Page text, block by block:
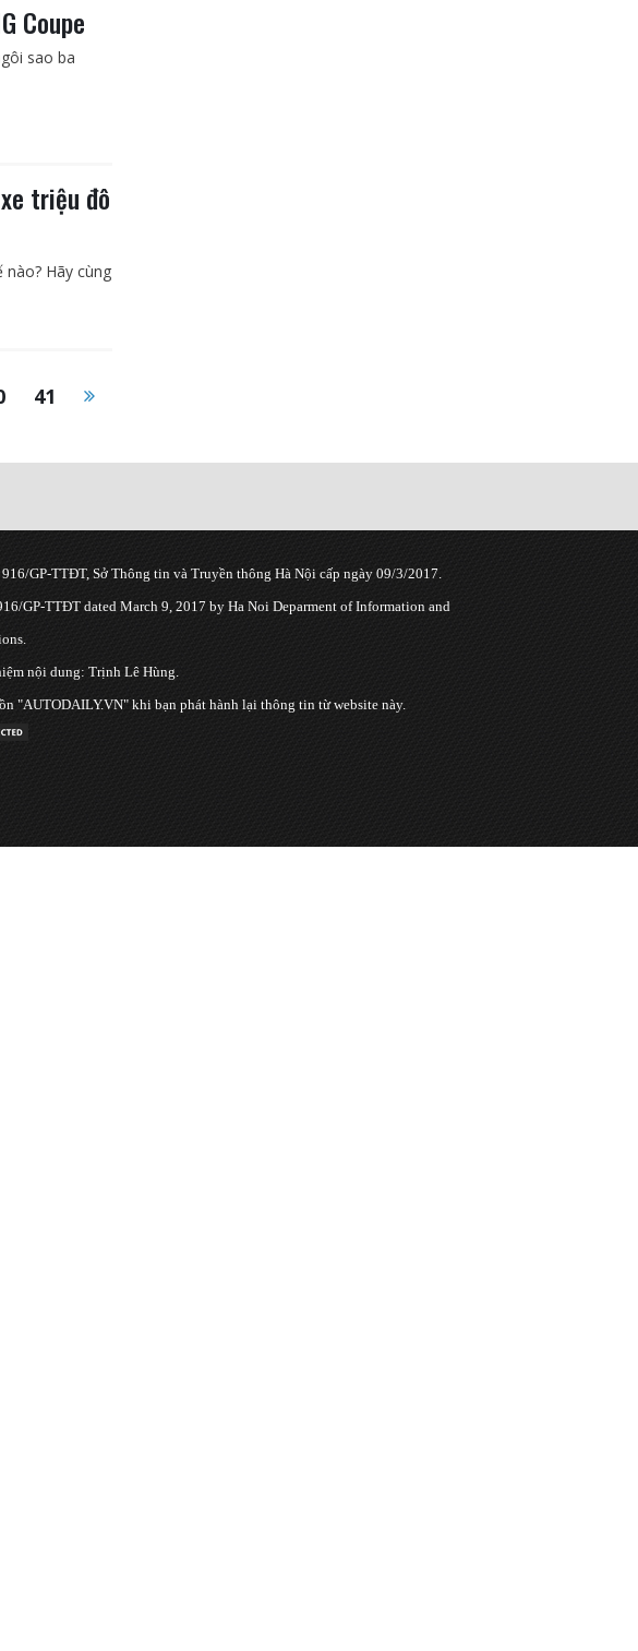
Coupe
sao ba
triệu đô
Hãy cùng
41
916/GP-TTĐT, Sở Thông tin và Truyền thông Hà Nội cấp ngày 09/3/2017.
GP-TTĐT dated March 9, 2017 by Ha Noi Deparment of Information and
nội dung: Trịnh Lê Hùng.
"AUTODAILY.VN" khi bạn phát hành lại thông tin từ website này.